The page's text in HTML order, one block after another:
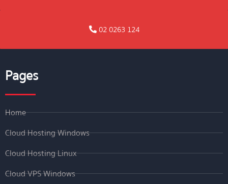
02 0263 124
Pages
Home
Cloud Hosting Windows
Cloud Hosting Linux
Cloud VPS Windows